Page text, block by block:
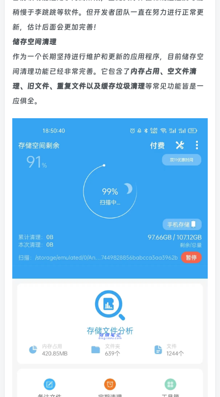
稍慢于李跳跳等软件。但开发者团队一直在努力进行正常更
新，估计后面会更加完善！
储存空间清理
作为一个长期坚持进行维护和更新的应用程序，目前储存空
间清理功能已经非常完善。它包含了内存占用、空文件清
理、旧文件、重复文件以及缓存垃圾清理等常见功能皆是一
应俱全。